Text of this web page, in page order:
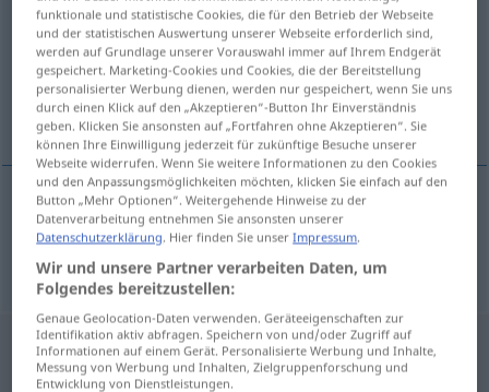
Übersicht aller Übersetzungen
(Für mehr Details die Übersetzung anklicken/antippen)
Marianen
Marianenpl Marianne
funktionale und statistische Cookies, die für den Betrieb der Webseite
und der statistischen Auswertung unserer Webseite erforderlich sind,
werden auf Grundlage unserer Vorauswahl immer auf Ihrem Endgerät
gespeichert. Marketing-Cookies und Cookies, die der Bereitstellung
personalisierter Werbung dienen, werden nur gespeichert, wenn Sie uns
durch einen Klick auf den „Akzeptieren“-Button Ihr Einverständnis
geben. Klicken Sie ansonsten auf „Fortfahren ohne Akzeptieren“. Sie
können Ihre Einwilligung jederzeit für zukünftige Besuche unserer
Webseite widerrufen. Wenn Sie weitere Informationen zu den Cookies
und den Anpassungsmöglichkeiten möchten, klicken Sie einfach auf den
Button „Mehr Optionen“. Weitergehende Hinweise zu der
Datenverarbeitung entnehmen Sie ansonsten unserer
Datenschutzerklärung . Hier finden Sie unserImpressum
Wir und unsere Partner verarbeiten Daten, um
Folgendes bereitzustellen:
Genaue Geolocation-Daten verwenden. Geräteeigenschaften zur
Identifikation aktiv abfragen. Speichern von und/oder Zugriff auf
Informationen auf einem Gerät. Personalisierte Werbung und Inhalte,
Messung von Werbung und Inhalten, Zielgruppenforschung und
Entwicklung von Dienstleistungen.